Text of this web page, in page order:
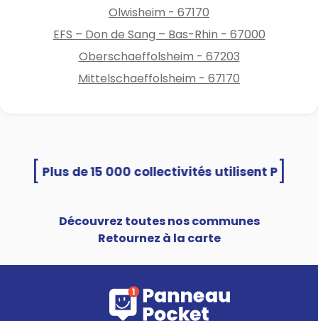
Olwisheim - 67170
EFS – Don de Sang – Bas-Rhin - 67000
Oberschaeffolsheim - 67203
Mittelschaeffolsheim - 67170
Plus de 15 000 collectivités utilisent
Découvrez toutes nos communes
Retournez à la carte